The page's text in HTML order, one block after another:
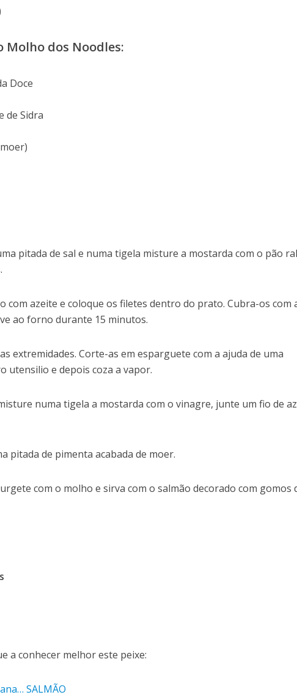
Molho dos Noodles:
Doce
de Sidra
pitada de sal e numa tigela misture a mostarda com o pão
com azeite e coloque os filetes dentro do prato. Cubra-os com
ao forno durante 15 minutos.
extremidades. Corte-as em esparguete com a ajuda de uma
utensilio e depois coza a vapor.
numa tigela a mostarda com o vinagre, junte um fio de
pitada de pimenta acabada de moer.
com o molho e sirva com o salmão decorado com gomos
a conhecer melhor este peixe:
SALMÃO